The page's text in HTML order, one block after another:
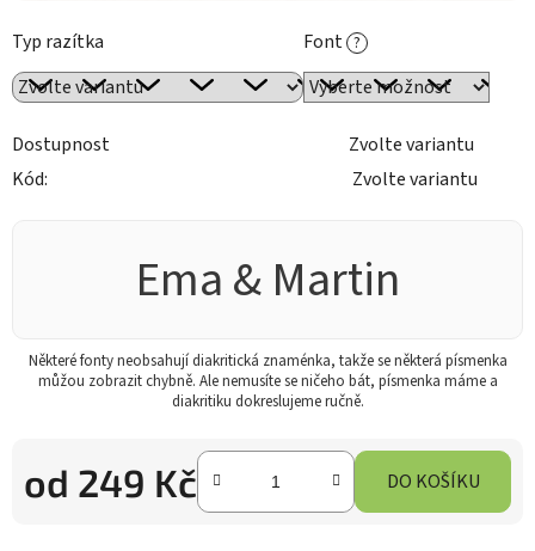
Typ razítka Font ?
Dostupnost
Zvolte variantu
Kód:
Zvolte variantu
Ema & Martin
Některé fonty neobsahují diakritická znaménka, takže se některá písmenka
můžou zobrazit chybně. Ale nemusíte se ničeho bát, písmenka máme a
diakritiku dokreslujeme ručně.
od 249 Kč DO KOŠÍKU